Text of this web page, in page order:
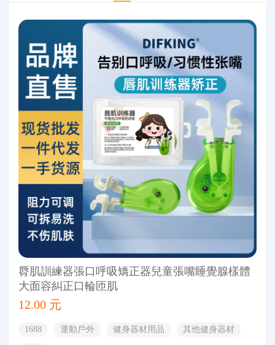
脣肌訓練器張口呼吸矯正器兒童張嘴睡覺腺樣體
大面容糾正口輪匝肌
12.00 元
1688 運動戶外 健身器材用品 其他健身器材